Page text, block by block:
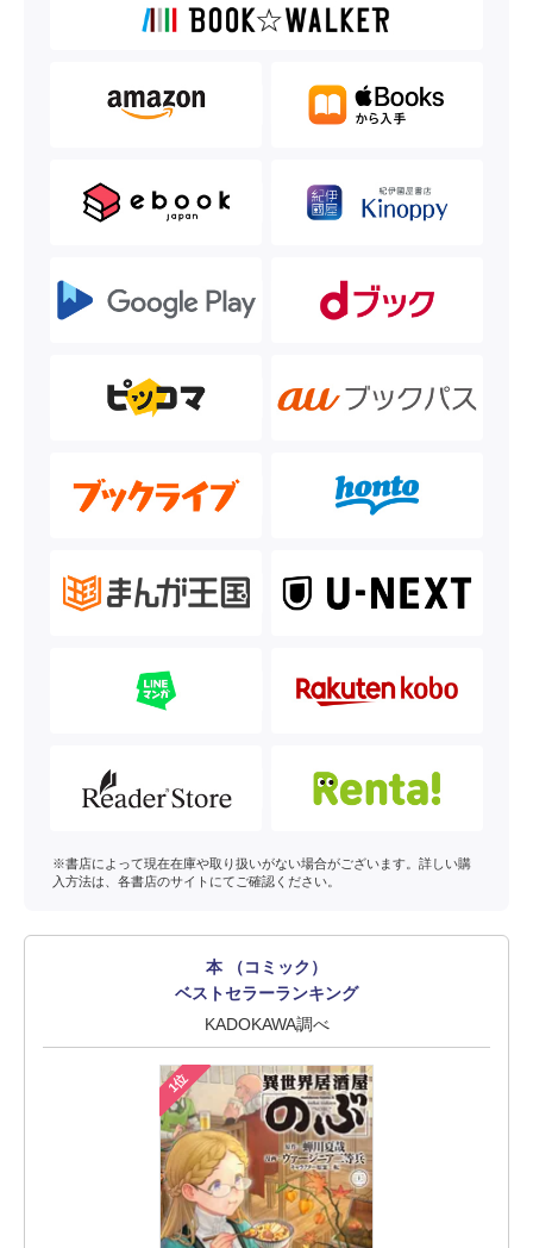
※書店によって現在在庫や取り扱いがない場合がございます。詳しい購
入方法は、各書店のサイトにてご確認ください。
本 （コミック）
ベストセラーランキング
KADOKAWA調べ
1位